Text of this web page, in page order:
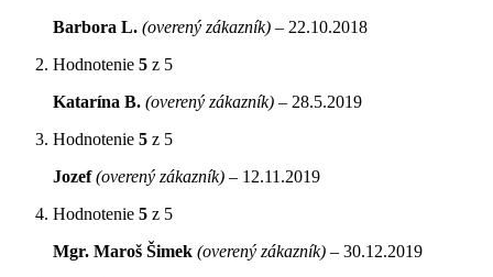
Barbora L. (overený zákazník) – 22.10.2018
Hodnotenie 5 z 5
Katarína B. (overený zákazník) – 28.5.2019
Hodnotenie 5 z 5
Jozef(overený zákazník) – 12.11.2019
Hodnotenie 5 z 5
Mgr. Maroš Šimek (overený zákazník) – 30.12.2019